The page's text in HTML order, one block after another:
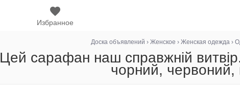
Избранное
Доска объявлений › Женское › Женская одежда ›
Цей сарафан наш справжній
чорний, червоний,